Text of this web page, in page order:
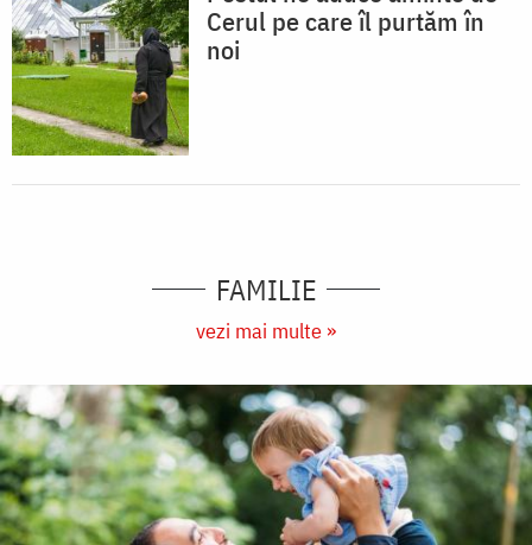
Cerul pe care îl purtăm în
noi
FAMILIE
vezi mai multe »